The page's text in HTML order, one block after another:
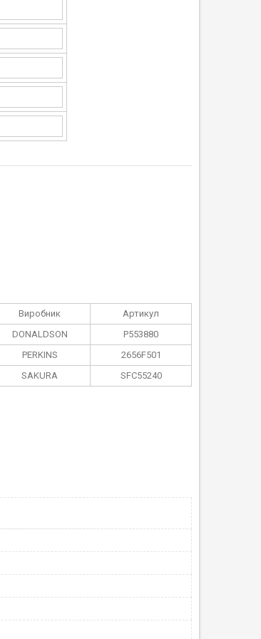
Виробник
Артикул
DONALDSON
P553880
PERKINS
2656F501
SAKURA
SFC55240